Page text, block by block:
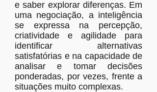
e saber explorar diferenças. Em
uma negociação, a inteligência
se expressa na percepção,
criatividade e agilidade para
identificar alternativas
satisfatórias e na capacidade de
analisar e tomar decisões
ponderadas, por vezes, frente a
situações muito complexas.